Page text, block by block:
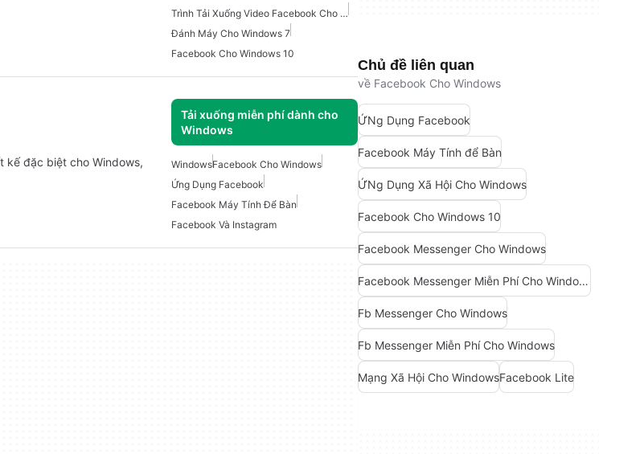
Trình Tải Xuống Video Facebook Cho Windows
Đánh Máy Cho Windows 7
Facebook Cho Windows 10
Tải xuống miễn phí dành cho
Windows
kế đặc biệt cho Windows,
WindowsFacebook Cho Windows
Ứng Dụng Facebook
Facebook Máy Tính Để Bàn
Facebook Và Instagram
Chủ đề liên quan
về Facebook Cho Windows
ỨNg Dụng Facebook
Facebook Máy Tính để Bàn
ỨNg Dụng Xã Hội Cho Windows
Facebook Cho Windows 10
Facebook Messenger Cho Windows
Facebook Messenger Miễn Phí Cho Windows
Fb Messenger Cho Windows
Fb Messenger Miễn Phí Cho Windows
Mạng Xã Hội Cho WindowsFacebook Lite